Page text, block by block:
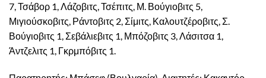
7, Τσάβορ 1, Λάζοβιτς, Τσέπιτς, Μ. Βούγιοβιτς 5,
Μιγιούσκοβιτς, Ράντοβιτς 2, Σίμιτς, Καλουτζέροβιτς, Σ.
Βούγιοβιτς 1, Σεβάλιεβιτς 1, Μπόζοβιτς 3, Λάσιτσα 1,
Άντζελιτς 1, Γκρμπόβιτς 1.